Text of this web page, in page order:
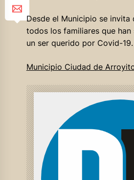
Desde el Municipio se invita
todos los familiares que
un ser querido por Covid-19.
Municipio Ciudad de